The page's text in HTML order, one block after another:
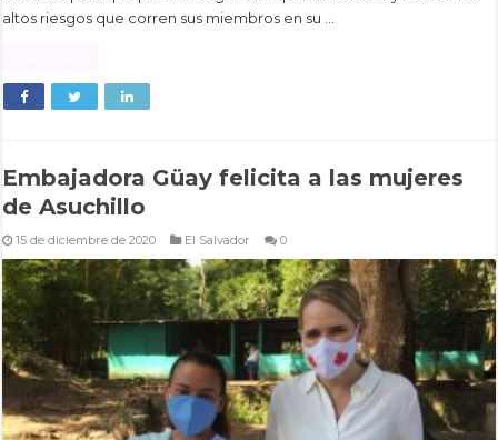
altos riesgos que corren sus miembros en su …
Embajadora Güay felicita a las mujeres
de Asuchillo
15 de diciembre de 2020 El Salvador 0